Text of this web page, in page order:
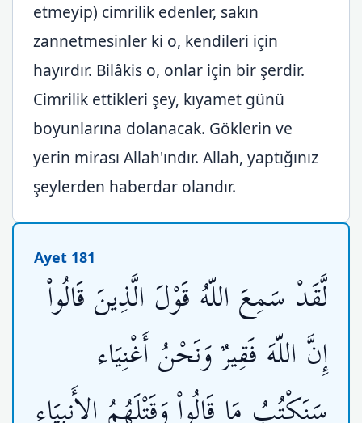
etmeyip) cimrilik edenler, sakın
zannetmesinler ki o, kendileri için
hayırdır. Bilâkis o, onlar için bir şerdir.
Cimrilik ettikleri şey, kıyamet günü
boyunlarına dolanacak. Göklerin ve
yerin mirası Allah'ındır. Allah, yaptığınız
şeylerden haberdar olandır.
Ayet 181
لَّقَدْ سَمِعَ اللّهُ قَوْلَ الَّذِينَ قَالُواْ
إِنَّ اللّهَ فَقِيرٌ وَنَحْنُ أَغْنِيَاء
سَنَكْتُبُ مَا قَالُواْ وَقَتْلَهُمُ الأَنبِيَاء